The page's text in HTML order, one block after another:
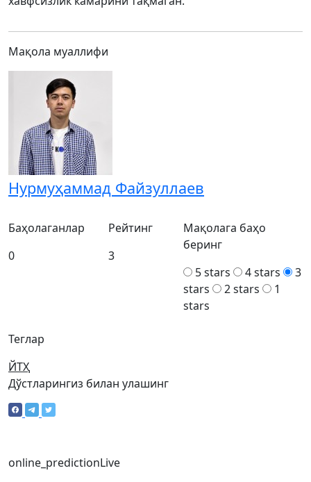
Мақола муаллифи
Нурмуҳаммад Файзуллаев
Теглар
ЙТҲ
Баҳолаганлар
0
Рейтинг
3
Мақолага баҳо
беринг
5 stars
4 stars
3
stars
2 stars
1
stars
Дўстларингиз билан улашинг
online_predictionLive